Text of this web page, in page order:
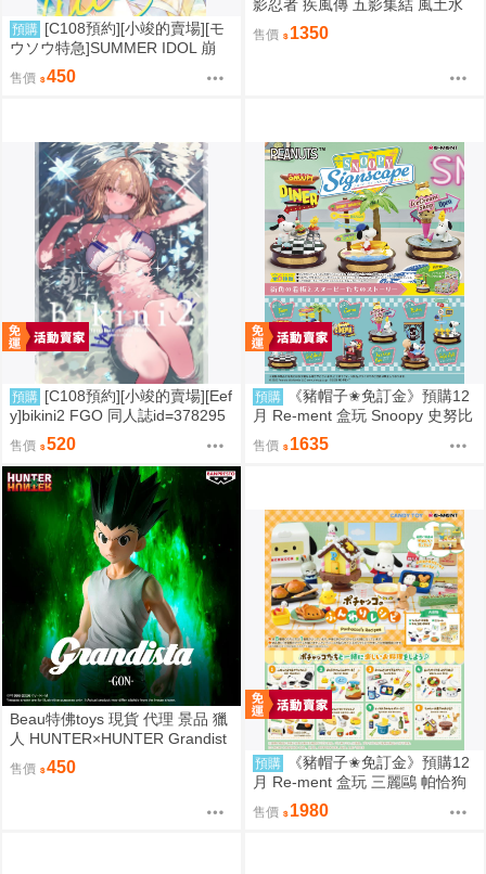
預購 [C108預約][小竣的賣場][モ
ウソウ特急]SUMMER IDOL 崩
壞：星穹鐵道 同人誌id=3758363
售價 450
影忍者 疾風傳 五影集結 風土水
影 我愛羅 大野木 照美冥 0302
售價 1350
預購 [C108預約][小竣的賣場][Eef
y]bikini2 FGO 同人誌id=378295
售價 520
預購
《豬帽子✬免訂金》預購12
月 Re-ment 盒玩 Snoopy 史努比
街角招牌場景 中盒6入 0816
售價 1635
Beau特佛toys 現貨 代理 景品 獵
人 HUNTER×HUNTER Grandist
a 小傑 0206
售價 450 預購
《豬帽子✬免訂金》預購12
月 Re-ment 盒玩 三麗鷗 帕恰狗
烘焙食譜 中盒8入 0816
售價 1980